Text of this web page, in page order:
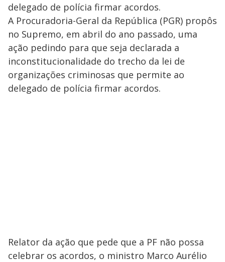
delegado de polícia firmar acordos.
A Procuradoria-Geral da República (PGR) propôs
no Supremo, em abril do ano passado, uma
ação pedindo para que seja declarada a
inconstitucionalidade do trecho da lei de
organizações criminosas que permite ao
delegado de polícia firmar acordos.
Relator da ação que pede que a PF não possa
celebrar os acordos, o ministro Marco Aurélio